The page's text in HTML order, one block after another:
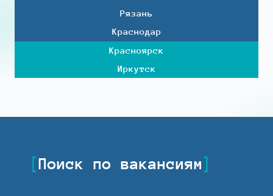
Рязань
Краснодар
Красноярск
Иркутск
Поиск по вакансиям